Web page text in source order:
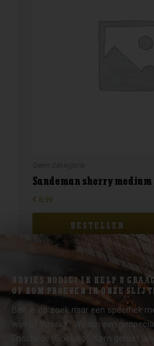
Sandeman sherry medium
€ 8,99
BESTELLEN
ADVIES NODIG? IK HELP U
OF KOM PROEVEN IN ONZE
Ben je op zoek naar een specifiek
wijn of Whisky? Wij zijn een
Enschede (Boekelo). Kom gerust